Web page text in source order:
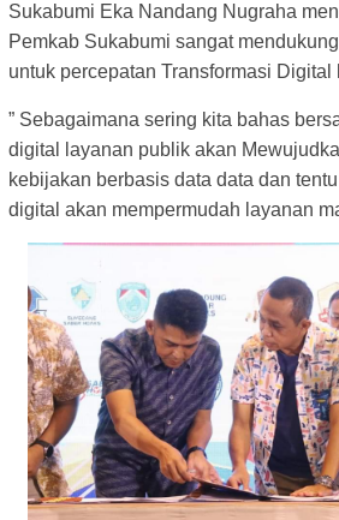
Sukabumi Eka Nandang Nugraha
Pemkab Sukabumi sangat
untuk percepatan Transformasi Digital
” Sebagaimana sering kita bahas
digital layanan publik akan
kebijakan berbasis data data dan
digital akan mempermudah layanan